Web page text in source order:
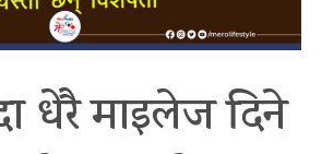
धेरै माइलेज दिने